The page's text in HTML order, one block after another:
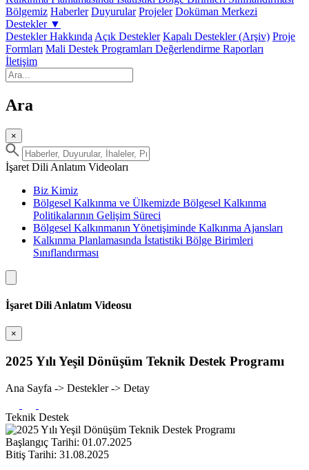
Bölgemiz Haberler Duyurular Projeler Doküman Merkezi
Destekler ▼
Destekler Hakkında Açık Destekler Kapalı Destekler (Arşiv) Proje
Formları Mali Destek Programları Değerlendirme Raporları
İletişim
Ara
×
İşaret Dili Anlatım Videoları
Biz Kimiz
Bölgesel Kalkınma ve Ülkemizde Bölgesel Kalkınma
Politikalarının Gelişim Süreci
Bölgesel Kalkınmanın Yönetişiminde Kalkınma Ajansları
Kalkınma Planlamasında İstatistiki Bölge Birimleri
Sınıflandırması
İşaret Dili Anlatım Videosu
×
2025 Yılı Yeşil Dönüşüm Teknik Destek Programı
Ana Sayfa -> Destekler -> Detay
Teknik Destek
Başlangıç Tarihi: 01.07.2025
Bitiş Tarihi: 31.08.2025